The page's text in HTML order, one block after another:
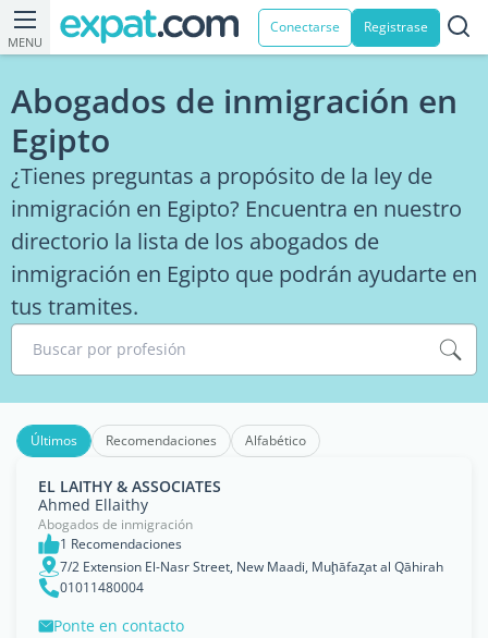
MENU
Conectarse Registrase
Abogados de inmigración en
Egipto
¿Tienes preguntas a propósito de la ley de
inmigración en Egipto? Encuentra en nuestro
directorio la lista de los abogados de
inmigración en Egipto que podrán ayudarte en
tus tramites.
Buscar por profesión
Últimos Recomendaciones Alfabético
EL LAITHY & ASSOCIATES
Ahmed Ellaithy
Abogados de inmigración
1 Recomendaciones
7/2 Extension El-Nasr Street, New Maadi, Muḩāfaz̧at al Qāhirah
01011480004
Ponte en contacto